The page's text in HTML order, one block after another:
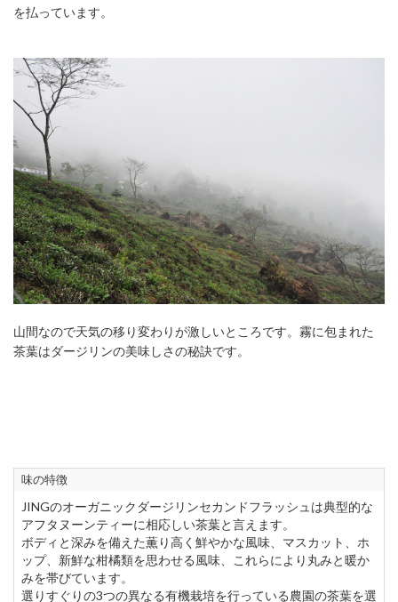
を払っています。
山間なので天気の移り変わりが激しいところです。霧に包まれた
茶葉はダージリンの美味しさの秘訣です。
味の特徴
JINGのオーガニックダージリンセカンドフラッシュは典型的な
アフタヌーンティーに相応しい茶葉と言えます。
ボディと深みを備えた薫り高く鮮やかな風味、マスカット、ホ
ップ、新鮮な柑橘類を思わせる風味、これらにより丸みと暖か
みを帯びています。
選りすぐりの3つの異なる有機栽培を行っている農園の茶葉を選